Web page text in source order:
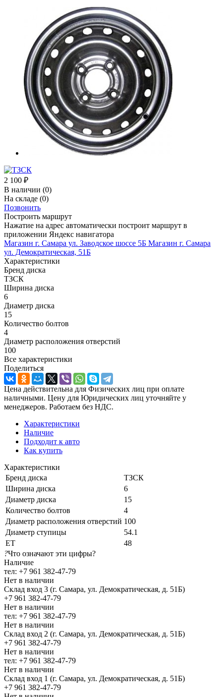
2 100 ₽
В наличии (0)
На складе (0)
Позвонить
Построить маршрут
Нажатие на адрес автоматически построит маршрут в
приложении Яндекс навигатора
Магазин г. Самара ул. Заводское шоссе 5Б Магазин г. Самара
ул. Демократическая, 51Б
Характеристики
Бренд диска
ТЗСК
Ширина диска
6
Диаметр диска
15
Количество болтов
4
Диаметр расположения отверстий
100
Все характеристики
Поделиться
Цена действительна для Физических лиц при оплате
наличными. Цену для Юридических лиц уточняйте у
менеджеров. Работаем без НДС.
Характеристики
Наличие
Подходит к авто
Как купить
Характеристики
Бренд диска
ТЗСК
Ширина диска
6
Диаметр диска
15
Количество болтов
4
Диаметр расположения отверстий 100
Диаметр ступицы
54.1
ЕТ
48
?Что означают эти цифры?
Наличие
тел: +7 961 382-47-79
Нет в наличии
Склад вход 3 (г. Самара, ул. Демократическая, д. 51Б)
+7 961 382-47-79
Нет в наличии
тел: +7 961 382-47-79
Нет в наличии
Склад вход 2 (г. Самара, ул. Демократическая, д. 51Б)
+7 961 382-47-79
Нет в наличии
тел: +7 961 382-47-79
Нет в наличии
Склад вход 1 (г. Самара, ул. Демократическая, д. 51Б)
+7 961 382-47-79